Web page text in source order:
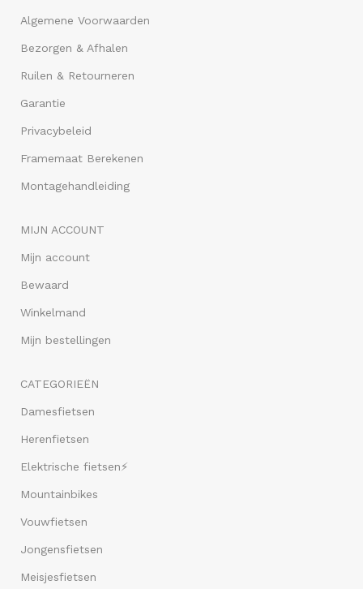
Algemene Voorwaarden
Bezorgen & Afhalen
Ruilen & Retourneren
Garantie
Privacybeleid
Framemaat Berekenen
Montagehandleiding
MIJN ACCOUNT
Mijn account
Bewaard
Winkelmand
Mijn bestellingen
CATEGORIEËN
Damesfietsen
Herenfietsen
Elektrische fietsen⚡
Mountainbikes
Vouwfietsen
Jongensfietsen
Meisjesfietsen